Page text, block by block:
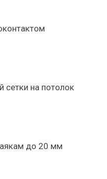
сетки на потолок
до 20 мм